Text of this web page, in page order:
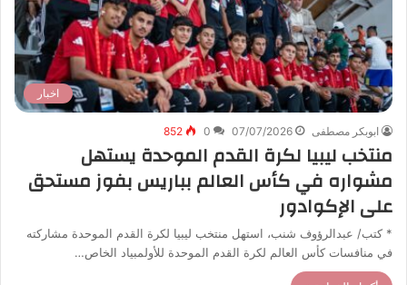
اخبار
ابوبكر مصطفى 07/07/2026
0
852
منتخب ليبيا لكرة القدم الموحدة يستهل
مشواره في كأس العالم بباريس بفوز مستحق
على الإكوادور
* كتب/ عبدالرؤوف شنب، استهل منتخب ليبيا لكرة القدم الموحدة مشاركته
في منافسات كأس العالم لكرة القدم الموحدة للأولمبياد الخاص…